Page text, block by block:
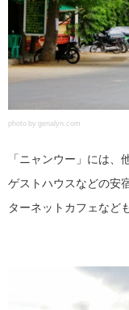
photo by genalyn.com
「ニャンウー」には、
ゲストハウスなどの安
ターネットカフェなど